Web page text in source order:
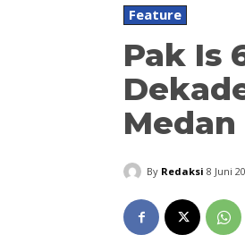
Feature
Pak Is
Medan
By Redaksi 8 Juni